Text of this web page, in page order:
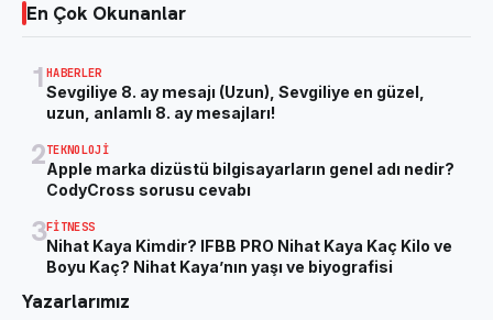
En Çok Okunanlar
1 HABERLER
Sevgiliye 8. ay mesajı (Uzun), Sevgiliye en güzel,
uzun, anlamlı 8. ay mesajları!
2TEKNOLOJI
Apple marka dizüstü bilgisayarların genel adı nedir?
CodyCross sorusu cevabı
3FITNESS
Nihat Kaya Kimdir? IFBB PRO Nihat Kaya Kaç Kilo ve
Boyu Kaç? Nihat Kaya’nın yaşı ve biyografisi
Yazarlarımız